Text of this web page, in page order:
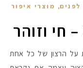
לפנים, מוצרי איפור